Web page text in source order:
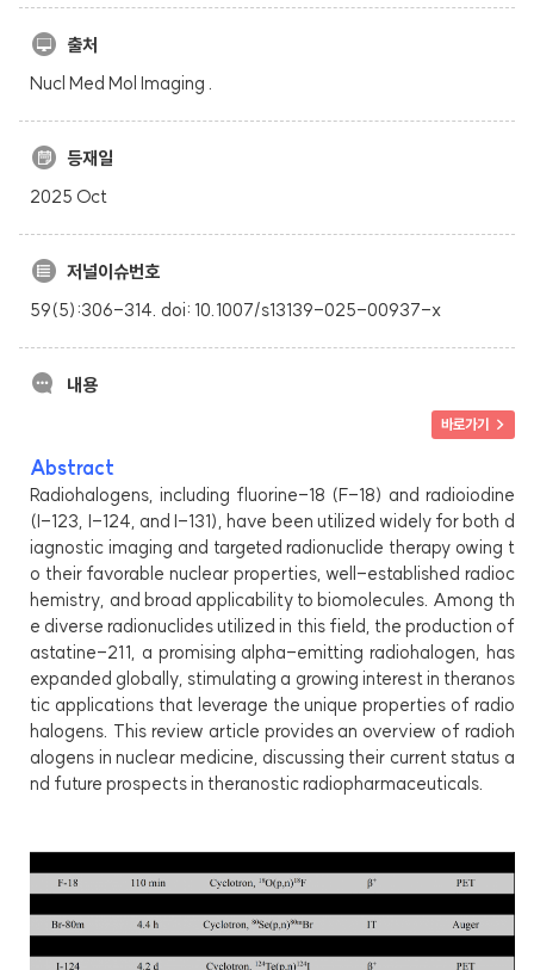
출처
Nucl Med Mol Imaging .
등재일
2025 Oct
저널이슈번호
59(5):306-314. doi: 10.1007/s13139-025-00937-x
내용
바로가기 >
Abstract
Radiohalogens, including fluorine-18 (F-18) and radioiodine
(I-123, I-124, and I-131), have been utilized widely for both d
iagnostic imaging and targeted radionuclide therapy owing t
o their favorable nuclear properties, well-established radioc
hemistry, and broad applicability to biomolecules. Among th
e diverse radionuclides utilized in this field, the production of
astatine-211, a promising alpha-emitting radiohalogen, has
expanded globally, stimulating a growing interest in theranos
tic applications that leverage the unique properties of radio
halogens. This review article provides an overview of radioh
alogens in nuclear medicine, discussing their current status a
nd future prospects in theranostic radiopharmaceuticals.